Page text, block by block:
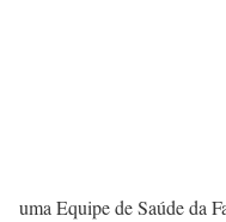
uma Equipe de Saúde da